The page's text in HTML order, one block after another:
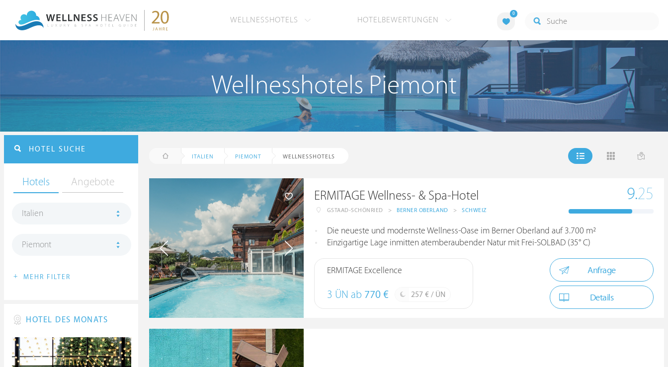
WELLNESSHOTELS HOTELBEWERTUNGEN
0
Wellnesshotels Piemont
ITALIEN PIEMONT WELLNESSHOTELS
ERMITAGE Wellness- & Spa-Hotel
GSTAAD-SCHÖNRIED > BERNER OBERLAND > SCHWEIZ
9.25
Die neueste und modernste Wellness-Oase im Berner Oberland auf 3.700 m²
Einzigartige Lage inmitten atemberaubender Natur mit Frei-SOLBAD (35° C)
ERMITAGE Excellence
3 ÜN ab 770 € 257 € / ÜN
Anfrage
Details
HOTEL SUCHE
Hotels Angebote
Italien
Piemont
+ MEHR FILTER
HOTEL DES MONATS